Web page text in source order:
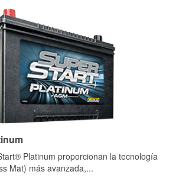
Platinum proporcionan la tecnología
Mat) más avanzada,...